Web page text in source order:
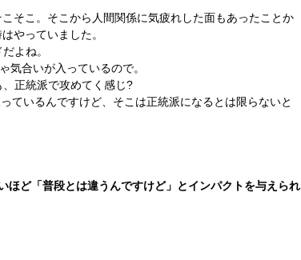
そこ。そこから人間関係に気疲れした面もあったことか
やっていました。
よね。
気合いが入っているので。
正統派で攻めてく感じ?
ているんですけど、そこは正統派になるとは限らないと
ど「普段とは違うんですけど」とインパクトを与えられ